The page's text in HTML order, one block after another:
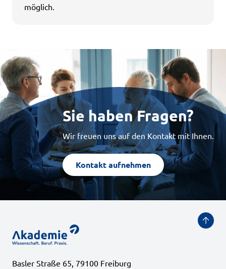
möglich.
Sie haben Fragen?
Wir freuen uns auf den Kontakt mit Ihnen.
Kontakt aufnehmen
Basler Straße 65, 79100 Freiburg